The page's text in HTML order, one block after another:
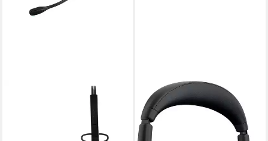
Jabra BIZ 2300 USB UC
Mono kabelgebundenes On-
Ear Headset Schwarz Neu
JABRA
Evolve2 65 Flex Headset
(Rauschunterdrückung,
Google Assistant, Bluetooth)